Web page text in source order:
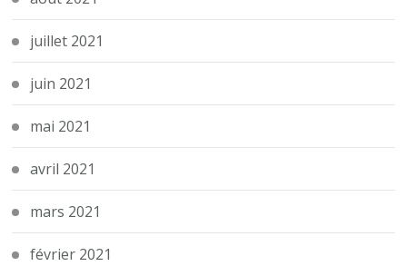
juillet 2021
juin 2021
mai 2021
avril 2021
mars 2021
février 2021